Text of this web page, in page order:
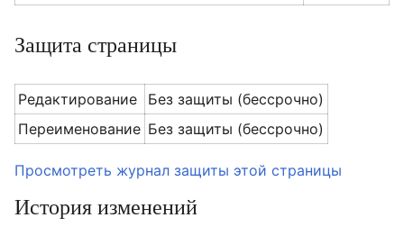
Защита страницы
Редактирование
Без защиты (бессрочно)
Переименование Без защиты (бессрочно)
Просмотреть журнал защиты этой страницы
История изменений